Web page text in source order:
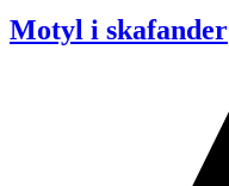
Motyl i skafander